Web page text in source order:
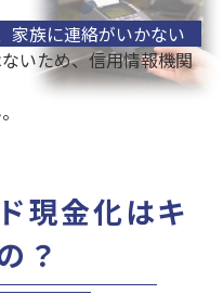
家族に連絡がいかない
いため、信用情報機関
現金化はキ
？